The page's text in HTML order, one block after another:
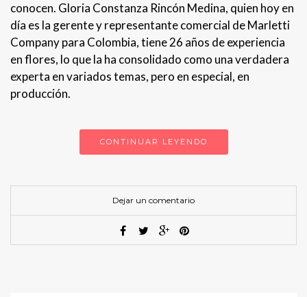
conocen. Gloria Constanza Rincón Medina, quien hoy en
día es la gerente y representante comercial de Marletti
Company para Colombia, tiene 26 años de experiencia
en flores, lo que la ha consolidado como una verdadera
experta en variados temas, pero en especial, en
producción.
CONTINUAR LEYENDO
Dejar un comentario